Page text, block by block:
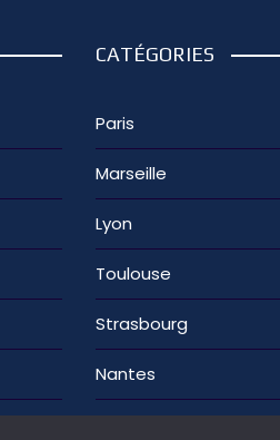
CATÉGORIES
Paris
Marseille
Lyon
Toulouse
Strasbourg
Nantes